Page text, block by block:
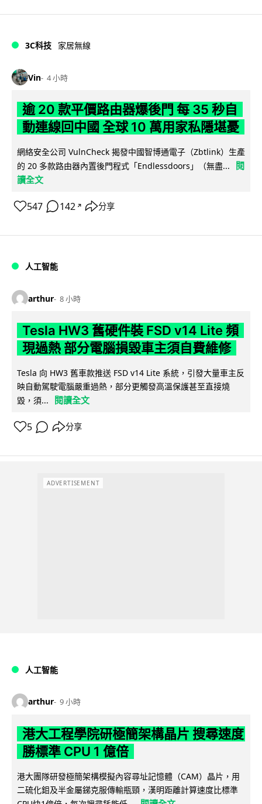
3C科技 家居無線
Vin 4 小時
逾 20 款平價路由器爆後門 每 35 秒自
動連線回中國 全球 10 萬用家私隱堪憂
網絡安全公司 VulnCheck 揭發中國智博通電子（Zbtlink）生產
的 20 多款路由器內置後門程式「Endlessdoors」（無盡...
閱
讀全文
547 142 ↗ 分享
人工智能
arthur 8 小時
Tesla HW3 舊硬件裝 FSD v14 Lite 頻
現過熱 部分電腦損毀車主須自費維修
Tesla 向 HW3 舊車款推送 FSD v14 Lite 系統，引發大量車主反
映自動駕駛電腦嚴重過熱，部分更觸發高溫保護甚至直接燒
毀，須...
閱讀全文
5 分享
ADVERTISEMENT
人工智能
arthur 9 小時
港大工程學院研極簡架構晶片 搜尋速度
勝標準 CPU 1 億倍
港大團隊研發極簡架構模擬內容尋址記憶體（CAM）晶片，用
二硫化鉬及半金屬銻克服傳輸瓶頸，漢明距離計算速度比標準